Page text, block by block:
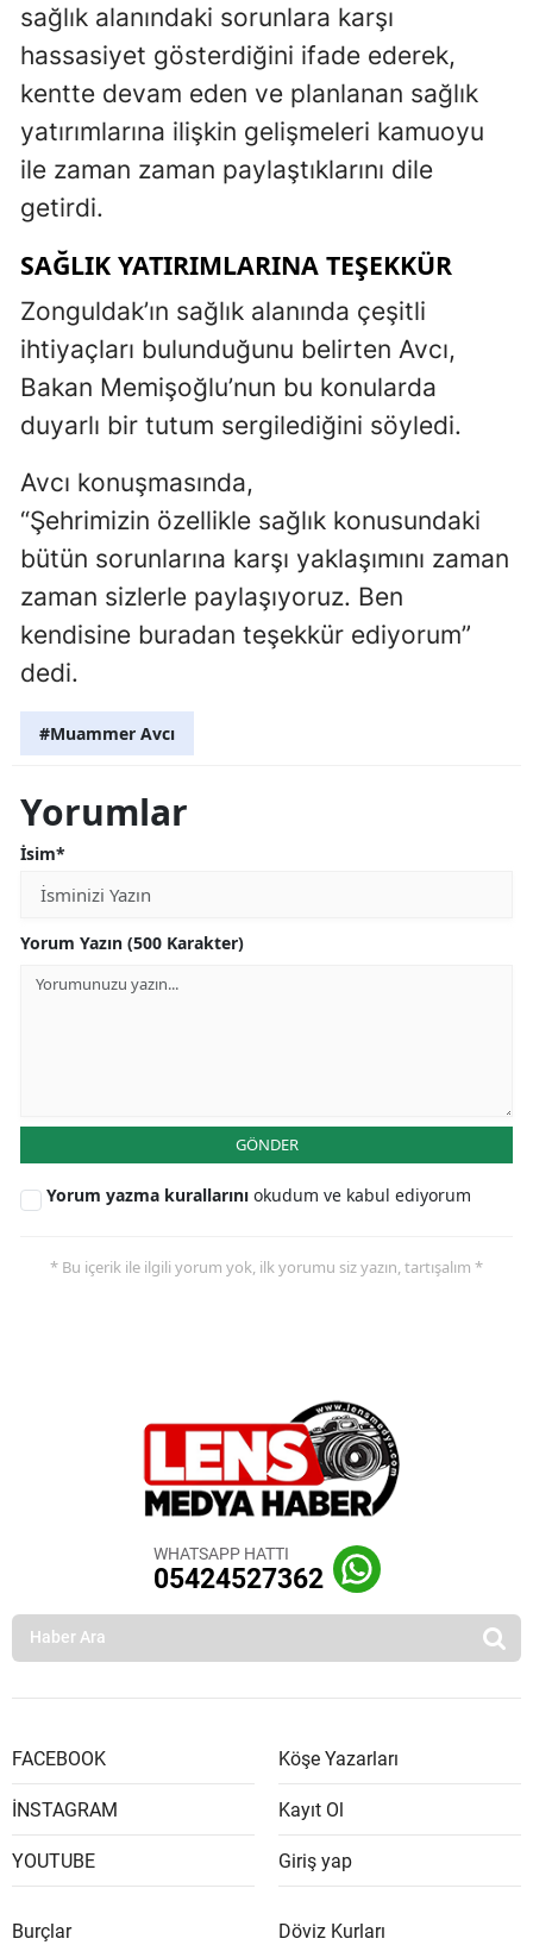
sağlık alanındaki sorunlara karşı
hassasiyet gösterdiğini ifade ederek,
kentte devam eden ve planlanan sağlık
yatırımlarına ilişkin gelişmeleri kamuoyu
ile zaman zaman paylaştıklarını dile
getirdi.
SAĞLIK YATIRIMLARINA TEŞEKKÜR
Zonguldak’ın sağlık alanında çeşitli
ihtiyaçları bulunduğunu belirten Avcı,
Bakan Memişoğlu’nun bu konularda
duyarlı bir tutum sergilediğini söyledi.
Avcı konuşmasında,
“Şehrimizin özellikle sağlık konusundaki
bütün sorunlarına karşı yaklaşımını zaman
zaman sizlerle paylaşıyoruz. Ben
kendisine buradan teşekkür ediyorum”
dedi.
#Muammer Avcı
Yorumlar
İsim*
Yorum Yazın (500 Karakter)
GÖNDER
Yorum yazma kurallarını okudum ve kabul ediyorum
* Bu içerik ile ilgili yorum yok, ilk yorumu siz yazın, tartışalım *
WHATSAPP HATTI
05424527362
FACEBOOK
İNSTAGRAM
YOUTUBE
Köşe Yazarları
Kayıt Ol
Giriş yap
Burçlar Döviz Kurları